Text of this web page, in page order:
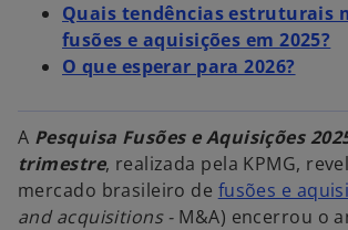
Quais tendências estruturais
fusões e aquisições em 2025?
O que esperar para 2026?
A Pesquisa Fusões e Aquisições
trimestre, realizada pela KPMG,
mercado brasileiro de fusões e
and acquisitions - M&A) encerrou o